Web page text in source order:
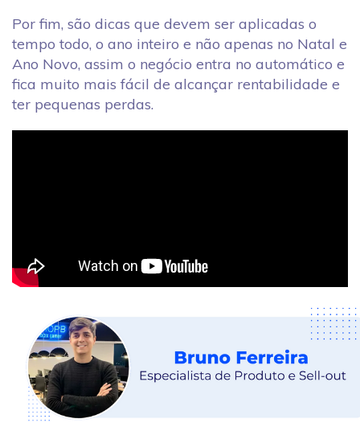
Por fim, são dicas que devem ser aplicadas o
tempo todo, o ano inteiro e não apenas no Natal e
Ano Novo, assim o negócio entra no automático e
fica muito mais fácil de alcançar rentabilidade e
ter pequenas perdas.